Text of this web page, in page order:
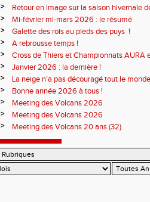
>
Retour en image sur la saison hivernale
>
Mi-février mi-mars 2026 : le résumé
>
Galette des rois au pieds des puys !
>
A rebrousse temps !
>
Cross de Thiers et Championnats AURA
>
Janvier 2026 : la dernière !
>
La neige n’a pas découragé tout le
>
Bonne année 2026 à tous !
>
Meeting des Volcans 2026
>
Meeting des Volcans 2026
> Meeting des Volcans 20 ans (32)